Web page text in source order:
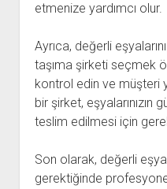
etmenize yardımcı olur.
Ayrıca, değerli
taşıma şirketi seçmek
kontrol edin ve müşteri
bir şirket, eşyalarınızın
teslim edilmesi için
Son olarak, değerli
gerektiğinde